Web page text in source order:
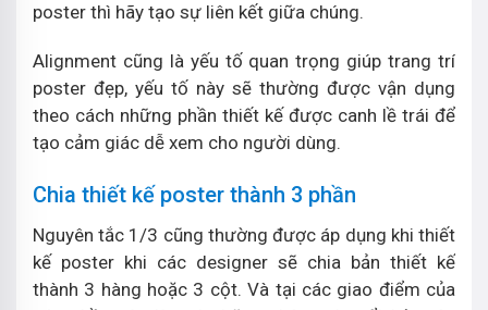
poster thì hãy tạo sự liên kết giữa chúng.
Alignment cũng là yếu tố quan trọng giúp trang trí
poster đẹp, yếu tố này sẽ thường được vận dụng
theo cách những phần thiết kế được canh lề trái để
tạo cảm giác dễ xem cho người dùng.
Chia thiết kế poster thành 3 phần
Nguyên tắc 1/3 cũng thường được áp dụng khi thiết
kế poster khi các designer sẽ chia bản thiết kế
thành 3 hàng hoặc 3 cột. Và tại các giao điểm của